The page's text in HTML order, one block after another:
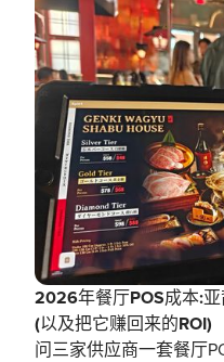
2026年餐厅POS成本:
(以及把它赚回来的ROI)
问三家供应商一套餐厅